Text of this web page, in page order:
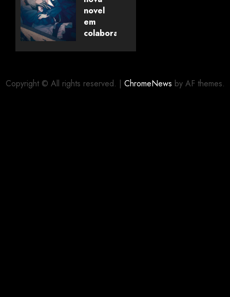
Universo
dos
Livros
novel
em
colaboração
Copyright © All rights reserved. | ChromeNews by AF themes.